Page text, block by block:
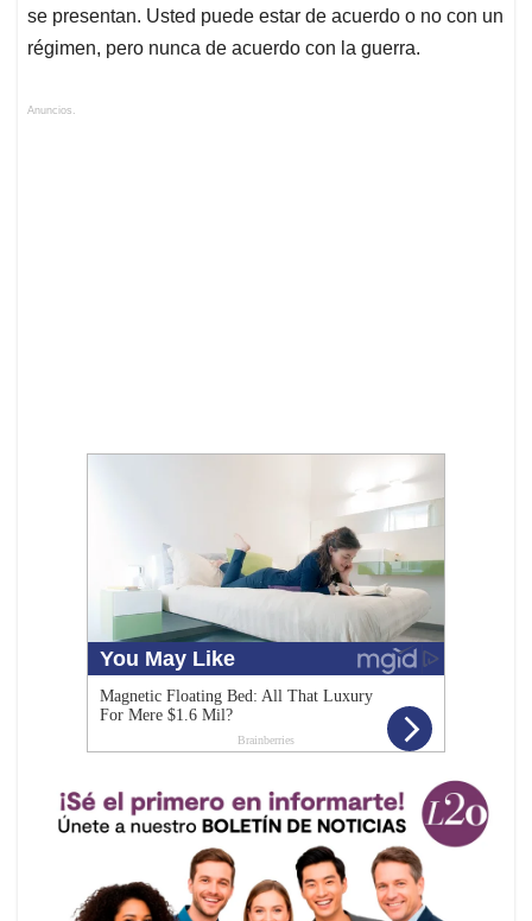
se presentan. Usted puede estar de acuerdo o no con un
régimen, pero nunca de acuerdo con la guerra.
Anuncios.